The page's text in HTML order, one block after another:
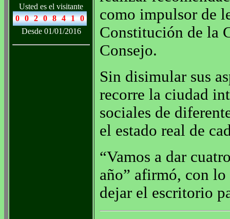
Usted es el visitante
Desde 01/01/2016
como impulsor de
Constitución de la
Consejo.
Sin disimular sus
recorre la ciudad
sociales de
el estado real de
“Vamos a dar
año” afirmó, con
dejar el escritorio